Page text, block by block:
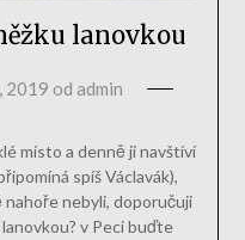
lanovkou
2019 od admin
místo a denně ji navštíví
spíš Václavák),
nebyli, doporučuji
v Peci buďte